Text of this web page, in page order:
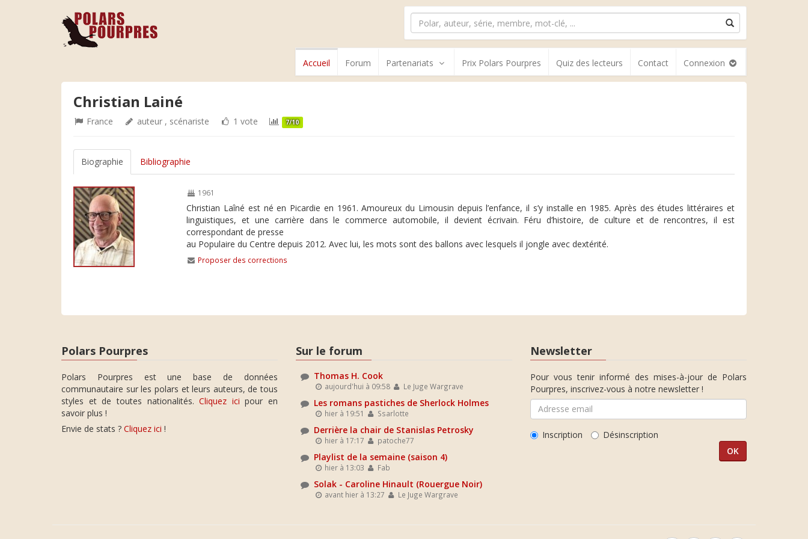
Accueil Forum Partenariats Prix Polars Pourpres Quiz des lecteurs Contact Connexion
Christian Lainé
France auteur , scénariste 1 vote 7/10
Biographie Bibliographie
1961
Christian Laîné est né en Picardie en 1961. Amoureux du Limousin depuis l’enfance, il s’y installe en 1985. Après des études littéraires et
linguistiques, et une carrière dans le commerce automobile, il devient écrivain. Féru d’histoire, de culture et de rencontres, il est
correspondant de presse
au Populaire du Centre depuis 2012. Avec lui, les mots sont des ballons avec lesquels il jongle avec dextérité.
Proposer des corrections
Polars Pourpres
Polars Pourpres est une base de données
communautaire sur les polars et leurs auteurs, de tous
styles et de toutes nationalités.Cliquez ici pour en
savoir plus !
Envie de stats ? Cliquez ici !
Sur le forum
Thomas H. Cook
aujourd'hui à 09:58 Le Juge Wargrave
Les romans pastiches de Sherlock Holmes
hier à 19:51 Ssarlotte
Derrière la chair de Stanislas Petrosky
hier à 17:17 patoche77
Playlist de la semaine (saison 4)
hier à 13:03 Fab
Solak - Caroline Hinault (Rouergue Noir)
avant hier à 13:27 Le Juge Wargrave
Newsletter
Pour vous tenir informé des mises-à-jour de Polars
Pourpres, inscrivez-vous à notre newsletter !
Inscription Désinscription